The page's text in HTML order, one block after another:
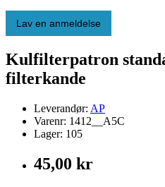
Lav en anmeldelse
Kulfilterpatron
filterkande
Leverandør: AP
Varenr: 1412__A5C
Lager: 105
45,00 kr